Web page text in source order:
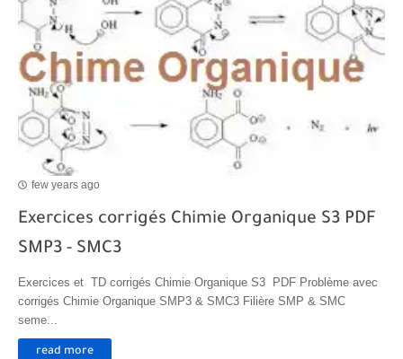
few years ago
Exercices corrigés Chimie Organique S3 PDF
SMP3 - SMC3
Exercices et TD corrigés Chimie Organique S3 PDF Problème avec
corrigés Chimie Organique SMP3 & SMC3 Filière SMP & SMC
seme...
read more